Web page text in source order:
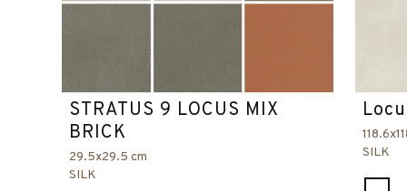
STRATUS 9 LOCUS MIX
BRICK
29.5x29.5 cm
SILK
SILK